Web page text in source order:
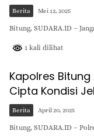
Berita Mei 12, 2025
Bitung, SUDARA.ID –
1 kali dilihat
Kapolres Bitung
Cipta Kondisi
Berita April 20, 2025
Bitung, SUDARA.ID –